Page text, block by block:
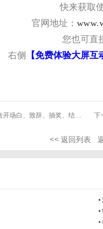
快来获取
官网地址：
您也可直
右侧
【免费体验大屏互
、致辞、抽奖、结尾） ... ... 下
<< 返回列表
•
•
•